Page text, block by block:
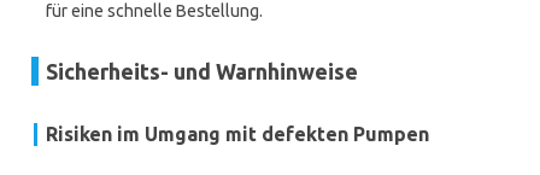
für eine schnelle Bestellung.
Sicherheits- und Warnhinweise
Risiken im Umgang mit defekten Pumpen